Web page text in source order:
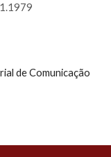
de Comunicação